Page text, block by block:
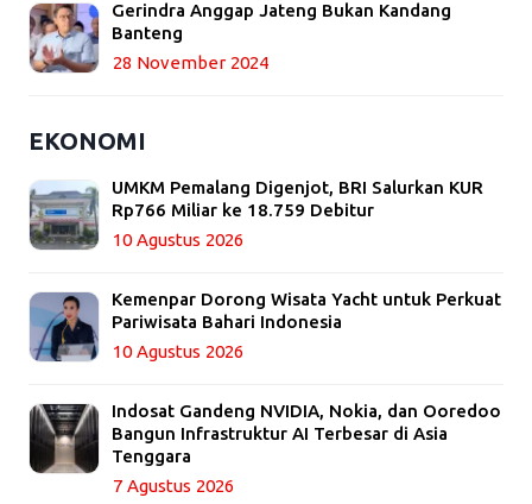
Gerindra Anggap Jateng Bukan Kandang
Banteng
28 November 2024
EKONOMI
UMKM Pemalang Digenjot, BRI Salurkan KUR
Rp766 Miliar ke 18.759 Debitur
10 Agustus 2026
Kemenpar Dorong Wisata Yacht untuk Perkuat
Pariwisata Bahari Indonesia
10 Agustus 2026
Indosat Gandeng NVIDIA, Nokia, dan Ooredoo
Bangun Infrastruktur AI Terbesar di Asia
Tenggara
7 Agustus 2026